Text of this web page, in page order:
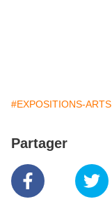
#EXPOSITIONS-ARTS
Partager